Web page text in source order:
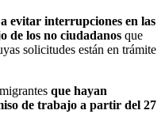
evitar interrupciones en las
de los no ciudadanos que
solicitudes están en trámite
que hayan
de trabajo a partir del 27